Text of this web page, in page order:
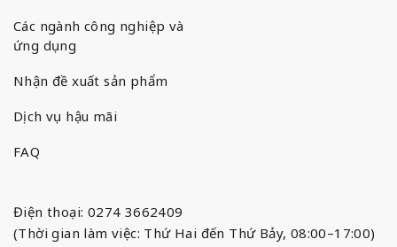
Các ngành công nghiệp và
ứng dụng
Nhận đề xuất sản phẩm
Dịch vụ hậu mãi
FAQ
Điện thoại: 0274 3662409
(Thời gian làm việc: Thứ Hai đến Thứ Bảy, 08:00–17:00)